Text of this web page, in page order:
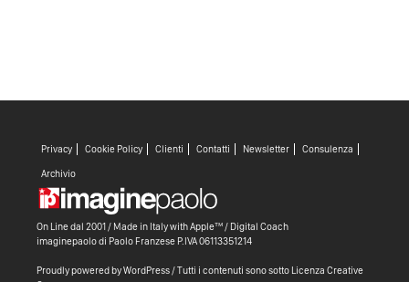
Privacy Cookie Policy Clienti Contatti Newsletter Consulenza
Archivio
On Line dal 2001 / Made in Italy withApple™ / Digital Coach
imaginepaolo di Paolo Franzese P.IVA 06113351214
Proudly powered by WordPress/ Tutti i contenuti sono sotto Licenza Creative